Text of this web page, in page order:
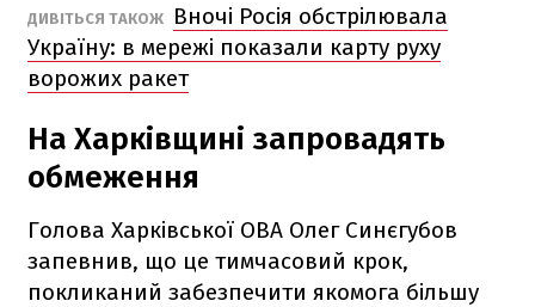
ДИВІТЬСЯ ТАКОЖ
Вночі Росія обстрілювала
Україну: в мережі показали карту руху
ворожих ракет
На Харківщині запровадять
обмеження
Голова Харківської ОВА Олег Синєгубов
запевнив, що це тимчасовий крок,
покликаний забезпечити якомога більшу